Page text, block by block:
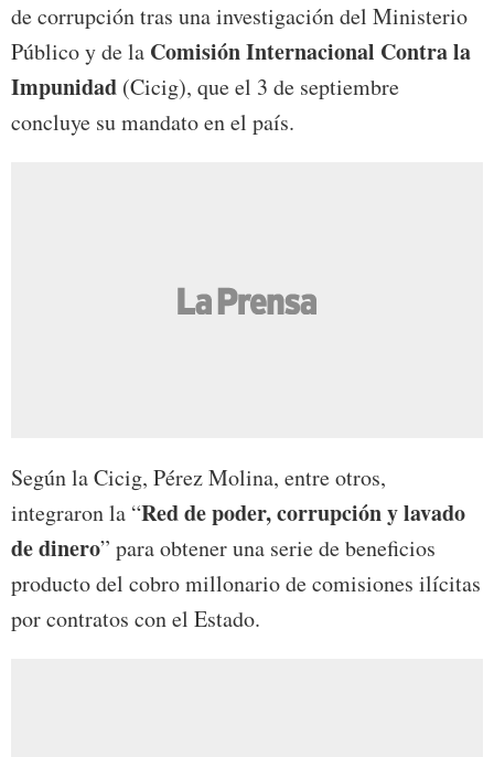
de corrupción tras una investigación del Ministerio
Público y de la Comisión Internacional Contra la
Impunidad (Cicig), que el 3 de septiembre
concluye su mandato en el país.
Según la Cicig, Pérez Molina, entre otros,
integraron la “Red de poder, corrupción y lavado
de dinero” para obtener una serie de beneficios
producto del cobro millonario de comisiones ilícitas
por contratos con el Estado.